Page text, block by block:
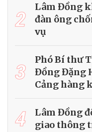
2
Lâm Đồng
đàn ông
vụ
3
Phó Bí thư
Đồng Đặng
Cảng hàng
4
Lâm Đồng
giao thông